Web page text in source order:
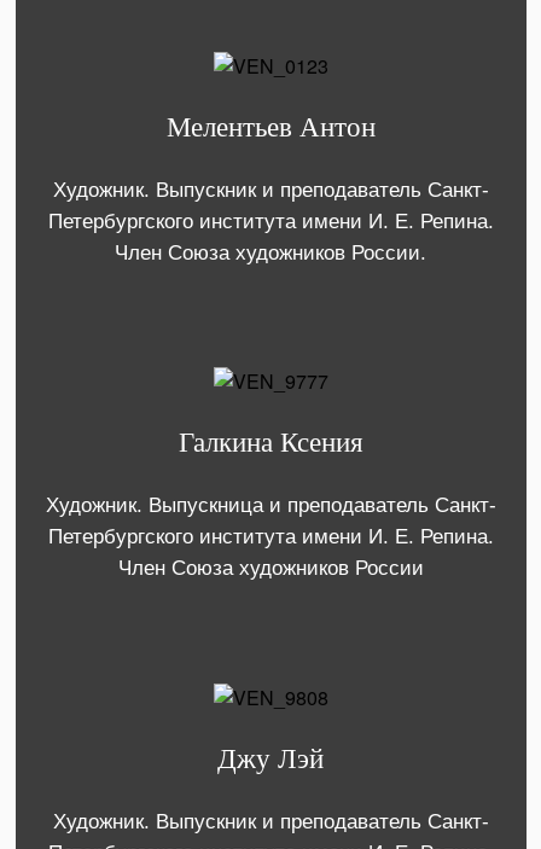
Мелентьев Антон
Художник. Выпускник и преподаватель Санкт-
Петербургского института имени И. Е. Репина.
Член Союза художников России.
Галкина Ксения
Художник. Выпускница и преподаватель Санкт-
Петербургского института имени И. Е. Репина.
Член Союза художников России
Джу Лэй
Художник. Выпускник и преподаватель Санкт-